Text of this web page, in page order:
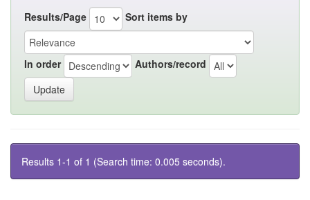
Results/Page Sort items by
In order Authors/record
Results 1-1 of 1 (Search time: 0.005 seconds).